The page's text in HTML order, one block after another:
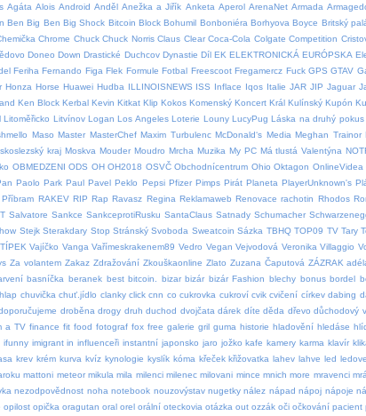
Agáta Alois Android Anděl Anežka a Jiřík Anketa Aperol ArenaNet Armada
Ben Big Ben Big Shock Bitcoin Block Bohumil Bonboniéra Borhyova Boyce Britský
Chrome Chuck Chuck Norris Claus Clear Coca-Cola Colgate Competition
Doneo Down Drastické Duchcov Dynastie Díl EK ELEKTRONICKÁ EURÓPSKA
Feriha Fernando Figa Flek Formule Fotbal Freescoot Fregamercz Fuck GPS GTAV
Honza Horse Huawei Hudba ILLINOISNEWS ISS Inflace Iqos Italie JAR JIP Jaguar
Ken Block Kerbal Kevin Kitkat Klip Kokos Komenský Koncert Král Kulínský Kupón
Litoměřicko Litvínov Logan Los Angeles Loterie Louny LucyPug Láska na druhý pokus
Maso Master MasterChef Maxim Turbulenc McDonald‘s Media Meghan Trainor
kraj Moskva Mouder Moudro Mrcha Muzika My PC Má tlustá Valentýna
OBMEDZENI ODS OH OH2018 OSVČ Obchodnícentrum Ohio Oktagon OnlineVidea
Paolo Park Paul Pavel Peklo Pepsi Pfizer Pimps Pirát Planeta PlayerUnknown's
Příbram RAKEV RIP Rap Ravasz Regina Reklamaweb Renovace rachotin Rhodos
Salvatore Sankce SankceprotiRusku SantaClaus Satnady Schumacher
Stejk Sterakdary Stop Stránský Svoboda Sweatcoin Sázka TBHQ TOP09 TV Tary
Vajíčko Vanga Vařímeskrakenem89 Vedro Vegan Vejvodová Veronika Villaggio
Za volantem Zakaz Zdražování Zkouškaonline Zlato Zuzana Čaputová ZÁZRAK
basníčka beranek best bitcoin. bizar bizár bizár Fashion blechy bonus bordel
chuvička chuť.jídlo clanky click cnn co cukrovka cukroví cvik cvičení církev dabing
droběna drogy druh duchod dvojčata dárek díte děda dřevo důchodový
a TV finance fit food fotograf fox free galerie gril guma historie hladovění hledáse
ifunny imigrant in influenceři instantní japonsko jaro jožko kafe kamery karma klavír
krev krém kurva kvíz kynologie kyslík kóma křeček křižovatka lahev lahve led
mattoni meteor mikula mila milenci milenec milovani mince mnich more mravenci
nezodpovědnost noha notebook nouzovýstav nugetky nález nápad nápoj nápoje
opilost opička oragutan oral orel orální oteckovia otázka out ozzák oči očkování pacient